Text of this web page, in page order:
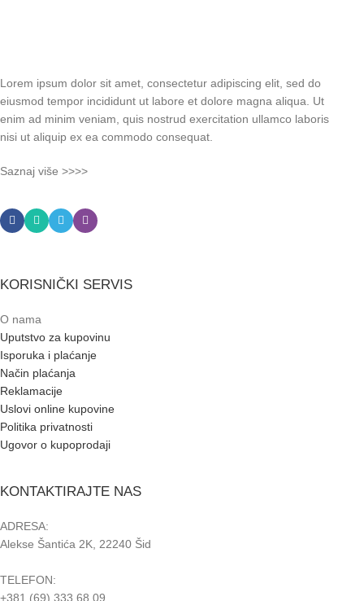
Lorem ipsum dolor sit amet, consectetur adipiscing elit, sed do
eiusmod tempor incididunt ut labore et dolore magna aliqua. Ut
enim ad minim veniam, quis nostrud exercitation ullamco laboris
nisi ut aliquip ex ea commodo consequat.
Saznaj više >>>>
KORISNIČKI SERVIS
O nama
Uputstvo za kupovinu
Isporuka i plaćanje
Način plaćanja
Reklamacije
Uslovi online kupovine
Politika privatnosti
Ugovor o kupoprodaji
KONTAKTIRAJTE NAS
ADRESA:
Alekse Šantića 2K, 22240 Šid
TELEFON:
+381 (69) 333 68 09